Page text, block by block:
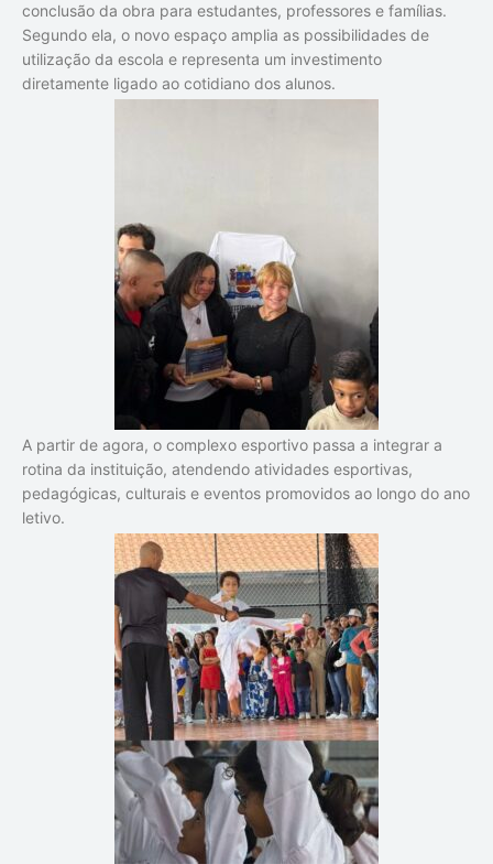
conclusão da obra para estudantes, professores e famílias.
Segundo ela, o novo espaço amplia as possibilidades de
utilização da escola e representa um investimento
diretamente ligado ao cotidiano dos alunos.
A partir de agora, o complexo esportivo passa a integrar a
rotina da instituição, atendendo atividades esportivas,
pedagógicas, culturais e eventos promovidos ao longo do ano
letivo.